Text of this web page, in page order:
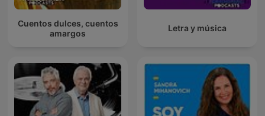
Cuentos dulces, cuentos
amargos
Letra y música